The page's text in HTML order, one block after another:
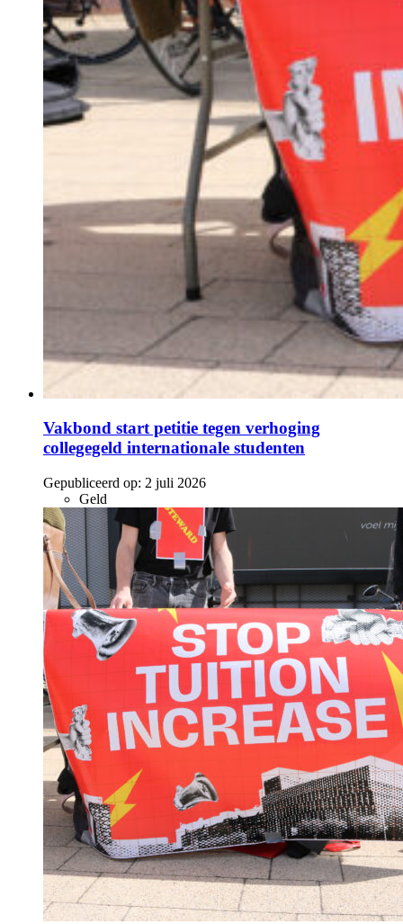
Vakbond start petitie tegen verhoging
collegegeld internationale studenten
Gepubliceerd op: 2 juli 2026
Geld